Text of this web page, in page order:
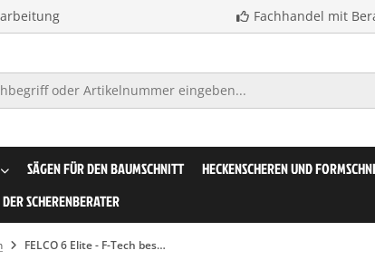
Fachhandel mit
SÄGEN FÜR DEN BAUMSCHNITT HECKENSCHEREN UND
DER SCHERENBERATER
FELCO 6 Elite - F-Tech beschichtete Klingen + Ledergriffe